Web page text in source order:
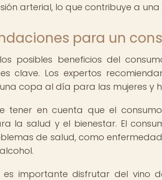
arterial, lo que contribuye a
para un
posibles beneficios del
clave. Los expertos
copa al día para las mujeres y
tener en cuenta que el
la salud y el bienestar. El
de salud, como
importante disfrutar del vino